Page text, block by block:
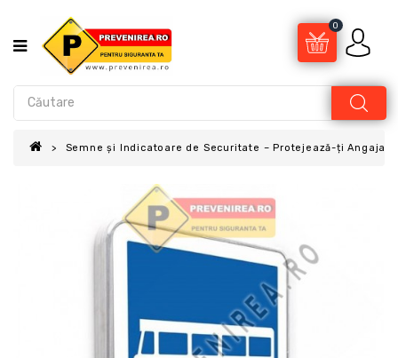
0
Semne și Indicatoare de Securitate – Protejează-ți